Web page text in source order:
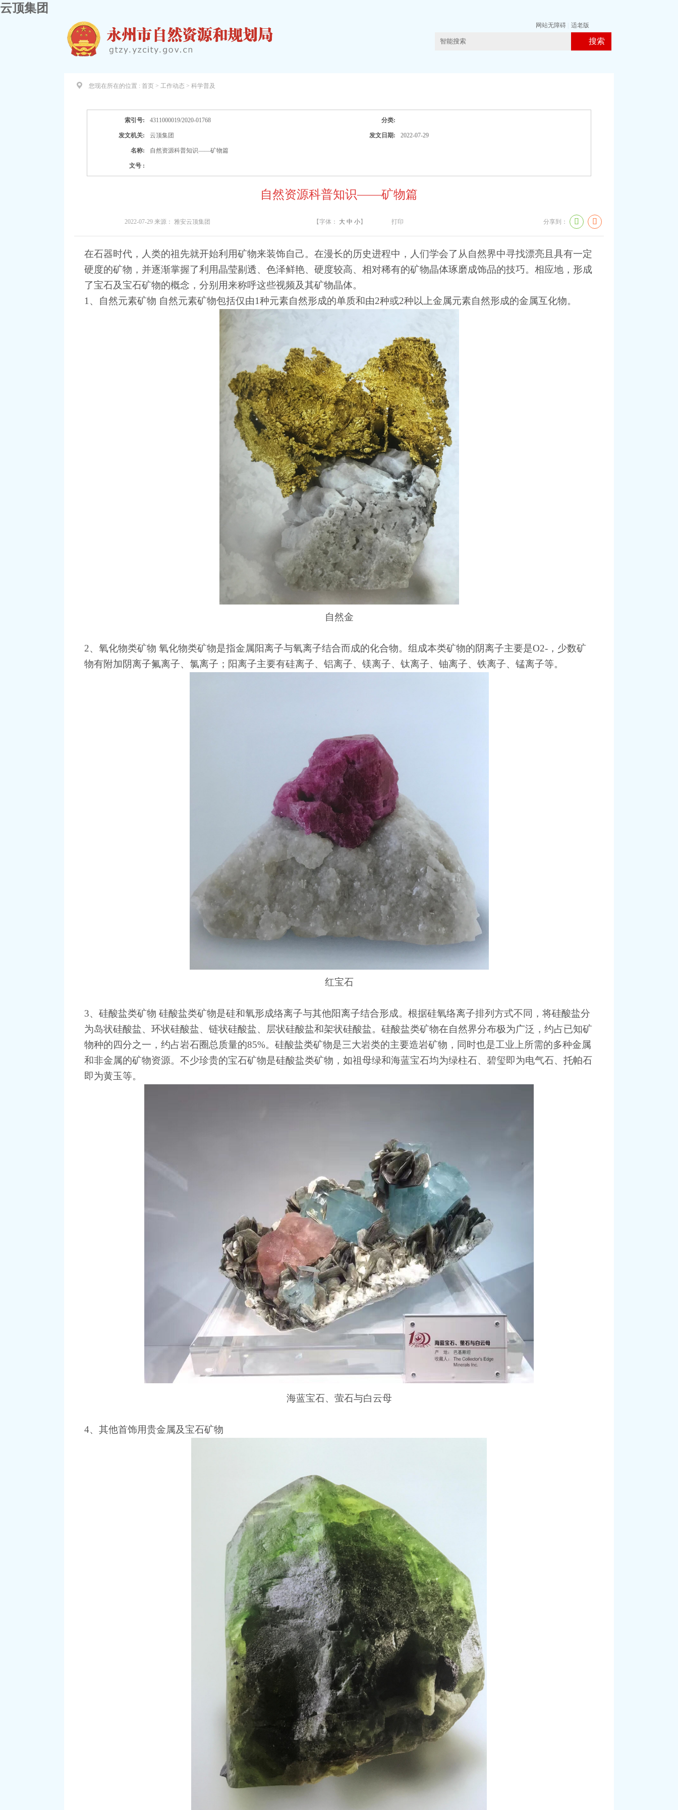
云顶集团
搜索
网站无障碍 适老版
您现在所在的位置 : 首页 > 工作动态 > 科学普及
索引号: 4311000019/2020-01768 分类:
发文机关: 云顶集团 发文日期: 2022-07-29
名称: 自然资源科普知识——矿物篇
文号 :
自然资源科普知识——矿物篇
2022-07-29 来源： 雅安云顶集团 【字体： 大 中 小】 打印 分享到：
在石器时代，人类的祖先就开始利用矿物来装饰自己。在漫长的历史进程中，人们学会了从自然界中寻找漂亮且具有一定
硬度的矿物，并逐渐掌握了利用晶莹剔透、色泽鲜艳、硬度较高、相对稀有的矿物晶体琢磨成饰品的技巧。相应地，形成
了宝石及宝石矿物的概念，分别用来称呼这些视频及其矿物晶体。
1、自然元素矿物 自然元素矿物包括仅由1种元素自然形成的单质和由2种或2种以上金属元素自然形成的金属互化物。
自然金
2、氧化物类矿物 氧化物类矿物是指金属阳离子与氧离子结合而成的化合物。组成本类矿物的阴离子主要是O2-，少数矿
物有附加阴离子氟离子、氯离子；阳离子主要有硅离子、铝离子、镁离子、钛离子、铀离子、铁离子、锰离子等。
红宝石
3、硅酸盐类矿物 硅酸盐类矿物是硅和氧形成络离子与其他阳离子结合形成。根据硅氧络离子排列方式不同，将硅酸盐分
为岛状硅酸盐、环状硅酸盐、链状硅酸盐、层状硅酸盐和架状硅酸盐。硅酸盐类矿物在自然界分布极为广泛，约占已知矿
物种的四分之一，约占岩石圈总质量的85%。硅酸盐类矿物是三大岩类的主要造岩矿物，同时也是工业上所需的多种金属
和非金属的矿物资源。不少珍贵的宝石矿物是硅酸盐类矿物，如祖母绿和海蓝宝石均为绿柱石、碧玺即为电气石、托帕石
即为黄玉等。
海蓝宝石、萤石与白云母
4、其他首饰用贵金属及宝石矿物